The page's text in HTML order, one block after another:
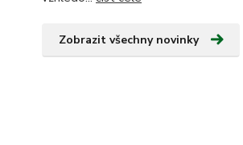
Zobrazit všechny novinky